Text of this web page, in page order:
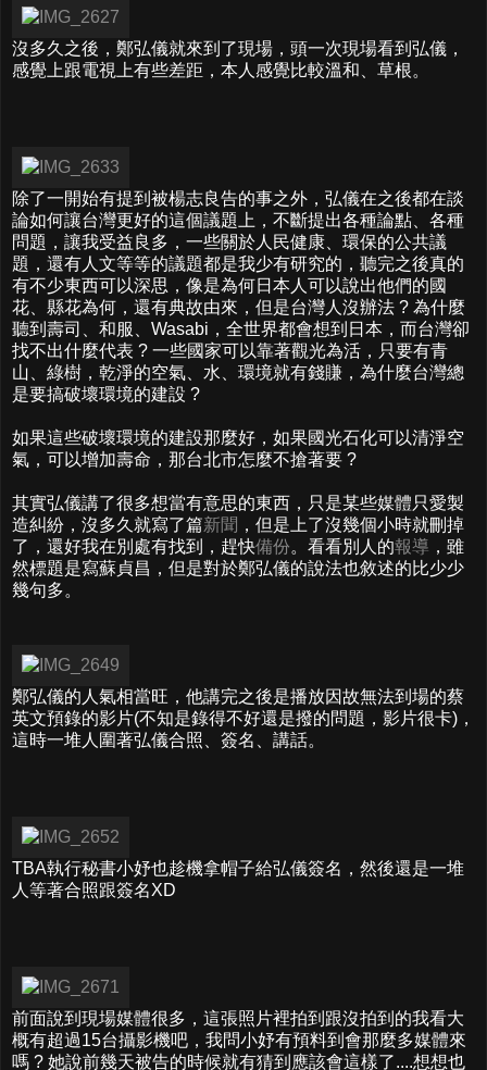
沒多久之後，鄭弘儀就來到了現場，頭一次現場看到弘儀，
感覺上跟電視上有些差距，本人感覺比較溫和、草根。
除了一開始有提到被楊志良告的事之外，弘儀在之後都在談
論如何讓台灣更好的這個議題上，不斷提出各種論點、各種
問題，讓我受益良多，一些關於人民健康、環保的公共議
題，還有人文等等的議題都是我少有研究的，聽完之後真的
有不少東西可以深思，像是為何日本人可以說出他們的國
花、縣花為何，還有典故由來，但是台灣人沒辦法 ? 為什麼
聽到壽司、和服、Wasabi，全世界都會想到日本，而台灣卻
找不出什麼代表 ? 一些國家可以靠著觀光為活，只要有青
山、綠樹，乾淨的空氣、水、環境就有錢賺，為什麼台灣總
是要搞破壞環境的建設 ?
如果這些破壞環境的建設那麼好，如果國光石化可以清淨空
氣，可以增加壽命，那台北市怎麼不搶著要 ?
其實弘儀講了很多想當有意思的東西，只是某些媒體只愛製
造糾紛，沒多久就寫了篇新聞 ，但是上了沒幾個小時就刪掉
了，還好我在別處有找到，趕快備份。看看別人的報導 ，雖
然標題是寫蘇貞昌，但是對於鄭弘儀的說法也敘述的比少少
幾句多。
鄭弘儀的人氣相當旺，他講完之後是播放因故無法到場的蔡
英文預錄的影片(不知是錄得不好還是撥的問題，影片很卡)，
這時一堆人圍著弘儀合照、簽名、講話。
TBA執行秘書小妤也趁機拿帽子給弘儀簽名，然後還是一堆
人等著合照跟簽名XD
前面說到現場媒體很多，這張照片裡拍到跟沒拍到的我看大
概有超過15台攝影機吧，我問小妤有預料到會那麼多媒體來
嗎 ? 她說前幾天被告的時候就有猜到應該會這樣了....想想也